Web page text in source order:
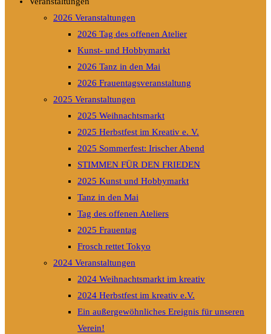
2026 Veranstaltungen
2026 Tag des offenen Atelier
Kunst- und Hobbymarkt
2026 Tanz in den Mai
2026 Frauentagsveranstaltung
2025 Veranstaltungen
2025 Weihnachtsmarkt
2025 Herbstfest im Kreativ e. V.
2025 Sommerfest: Irischer Abend
STIMMEN FÜR DEN FRIEDEN
2025 Kunst und Hobbymarkt
Tanz in den Mai
Tag des offenen Ateliers
2025 Frauentag
Frosch rettet Tokyo
2024 Veranstaltungen
2024 Weihnachtsmarkt im kreativ
2024 Herbstfest im kreativ e.V.
Ein außergewöhnliches Ereignis für unseren
Verein!